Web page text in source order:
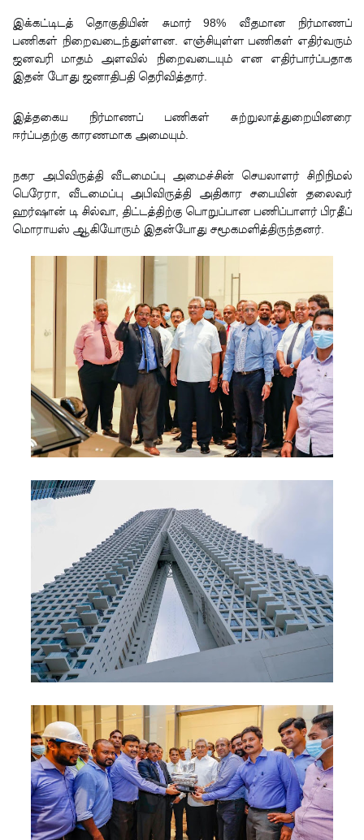
பறிமுதல்!
இலங்கை
யர்களை
வைத்து
வழிப் பண
மோசடி -
குவைத் –
கொழும்பு
ஸ்ரீலங்கன்
விமான
சேவை
மீண்டும்
எரிபொரு
எதிராக
போராட்ட
ம்!
டெங்கு
ளின்
எண்ணிக்
கை 64
ஆக
அதிகரிப்பு!
இக்கட்டிடத் தொகுதியின் சுமார் 98% வீதமான நிர்மாணப்
பணிகள் நிறைவடைந்துள்ளன. எஞ்சியுள்ள பணிகள் எதிர்வரும்
ஜனவரி மாதம் அளவில் நிறைவடையும் என எதிர்பார்ப்பதாக
இதன் போது ஜனாதிபதி தெரிவித்தார்.
இத்தகைய நிர்மாணப் பணிகள் சுற்றுலாத்துறையினரை
ஈர்ப்பதற்கு காரணமாக அமையும்.
நகர அபிவிருத்தி வீடமைப்பு அமைச்சின் செயலாளர் சிறிநிமல்
பெரேரா, வீடமைப்பு அபிவிருத்தி அதிகார சபையின் தலைவர்
ஹர்ஷான் டி சில்வா, திட்டத்திற்கு பொறுப்பான பணிப்பாளர் பிரதீப்
மொராயஸ் ஆகியோரும் இதன்போது சமூகமளித்திருந்தனர்.